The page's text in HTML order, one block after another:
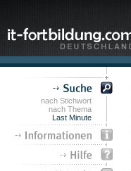
nach Stichwort
nach Thema
Last Minute